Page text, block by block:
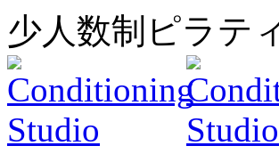
少人数制ピラテ